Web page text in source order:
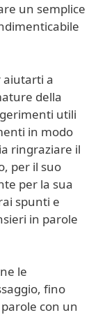
un semplice
aiutarti a
della
utili
in modo
ringraziare il
per il suo
per la sua
spunti e
in parole
le
fino
con un